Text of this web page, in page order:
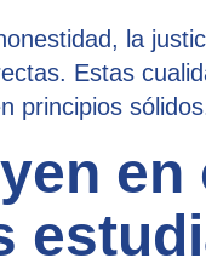
la
Estas
principios
en